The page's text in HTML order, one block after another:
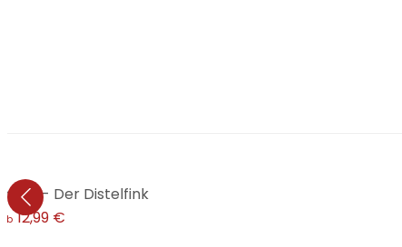
- Der Distelfink
ab 12,99 €